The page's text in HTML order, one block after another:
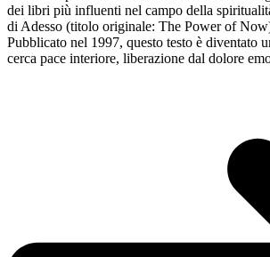
dei libri più influenti nel campo della
di Adesso (titolo originale: The Power of
Pubblicato nel 1997, questo testo è diventato
cerca pace interiore, liberazione dal dolore